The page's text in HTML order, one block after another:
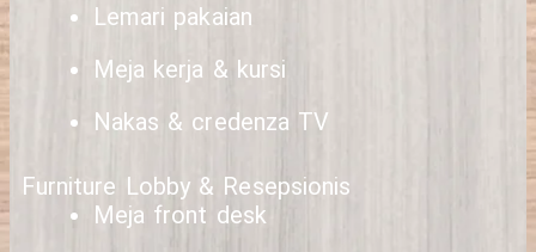
Lemari pakaian
Meja kerja & kursi
Nakas & credenza TV
Furniture Lobby & Resepsionis
Meja front desk